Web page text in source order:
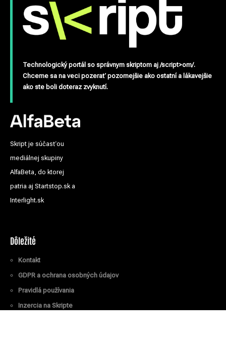
Technologický portál so správnym skriptom aj /script>om/.
Chceme sa na veci pozerať pozornejšie ako ostatní a lákavejšie
ako ste boli doteraz zvyknutí.
Skript je súčasťou
mediálnej skupiny
AlfaBeta, do ktorej
patria aj Startstop.sk a
Interlight.sk
Dôležité
Kontakt
GDPR a ochrana osobných údajov
Pravidlá používania
Inzercia na Skripte